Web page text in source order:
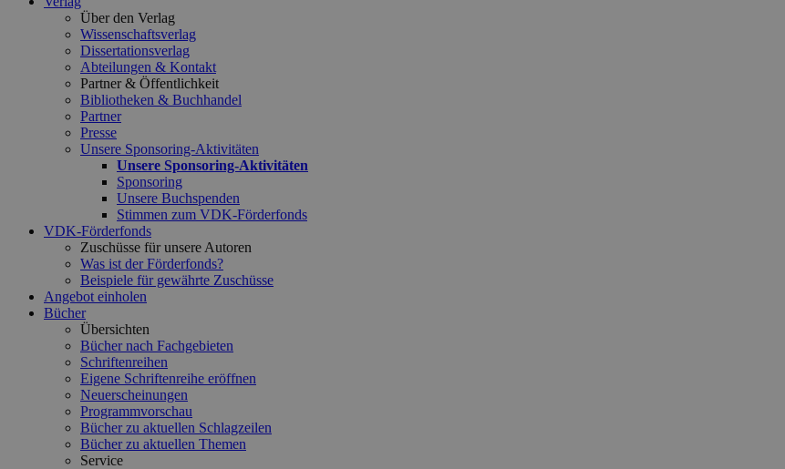
Über den Verlag
Wissenschaftsverlag
Dissertationsverlag
Abteilungen & Kontakt
Partner & Öffentlichkeit
Bibliotheken & Buchhandel
Partner
Presse
Unsere Sponsoring-Aktivitäten
Unsere Sponsoring-Aktivitäten
Sponsoring
Unsere Buchspenden
Stimmen zum VDK-Förderfonds
VDK-Förderfonds
Zuschüsse für unsere Autoren
Was ist der Förderfonds?
Beispiele für gewährte Zuschüsse
Angebot einholen
Bücher
Übersichten
Bücher nach Fachgebieten
Schriftenreihen
Eigene Schriftenreihe eröffnen
Neuerscheinungen
Programmvorschau
Bücher zu aktuellen Schlagzeilen
Bücher zu aktuellen Themen
Service